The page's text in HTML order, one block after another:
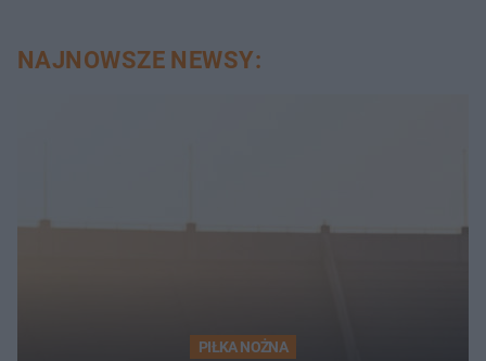
NAJNOWSZE NEWSY:
PIŁKA NOŻNA